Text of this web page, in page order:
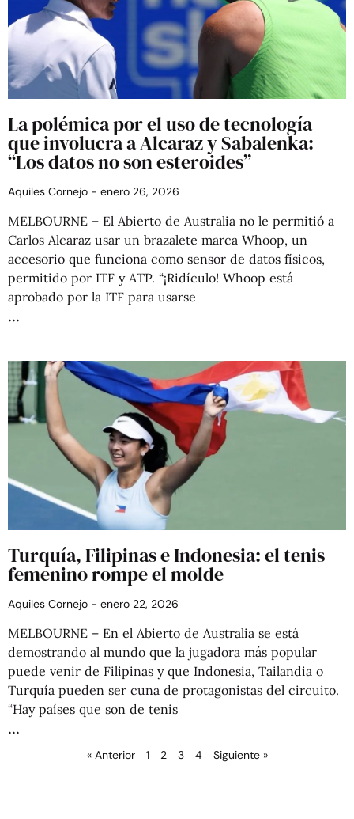
La polémica por el uso de tecnología
que involucra a Alcaraz y Sabalenka:
“Los datos no son esteroides”
Aquiles Cornejo enero 26, 2026
MELBOURNE – El Abierto de Australia no le permitió a
Carlos Alcaraz usar un brazalete marca Whoop, un
accesorio que funciona como sensor de datos físicos,
permitido por ITF y ATP. “¡Ridículo! Whoop está
aprobado por la ITF para usarse
Turquía, Filipinas e Indonesia: el tenis
femenino rompe el molde
Aquiles Cornejo enero 22, 2026
MELBOURNE – En el Abierto de Australia se está
demostrando al mundo que la jugadora más popular
puede venir de Filipinas y que Indonesia, Tailandia o
Turquía pueden ser cuna de protagonistas del circuito.
“Hay países que son de tenis
« Anterior 1 2 3 4 Siguiente »